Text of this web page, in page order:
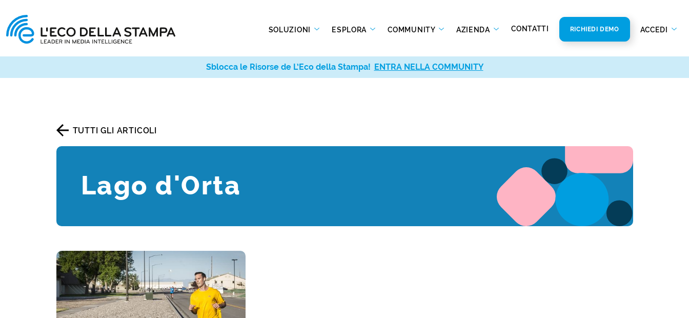
SOLUZIONI ESPLORA COMMUNITY AZIENDA CONTATTI RICHIEDI DEMO ACCEDI
TUTTI GLI ARTICOLI
Lago d'Orta
Sblocca le Risorse de L’Eco della Stampa! ENTRA NELLA COMMUNITY